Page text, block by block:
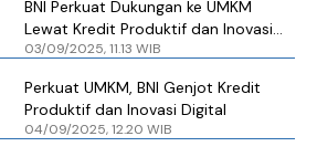
BNI Perkuat Dukungan ke UMKM
Lewat Kredit Produktif dan Inovasi
Digital
03/09/2025, 11.13 WIB
Perkuat UMKM, BNI Genjot Kredit
Produktif dan Inovasi Digital
04/09/2025, 12.20 WIB